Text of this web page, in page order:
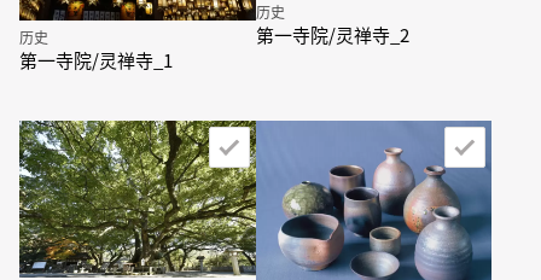
历史
第一寺院/灵禅寺_1
历史
第一寺院/灵禅寺_2